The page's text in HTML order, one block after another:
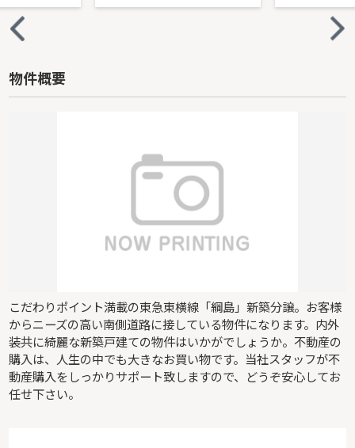
物件概要
こだわりポイント満載の東急東横線「綱島」新築分譲。お客様
からニーズの高い南側道路に接している物件になります。内外
装共に綺麗な新築戸建ての物件はいかがでしょうか。不動産の
購入は、人生の中でも大きなお買い物です。当社スタッフが不
動産購入をしっかりサポート致しますので、どうぞ安心してお
任せ下さい。